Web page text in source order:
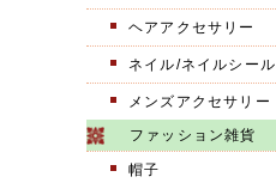
ヘアアクセサリー
ネイル/ネイルシール
メンズアクセサリー
ファッション雑貨
帽子